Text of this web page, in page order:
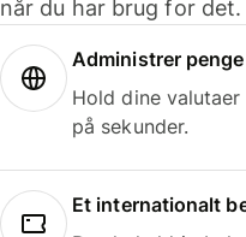
når du har brug for det.
Administrer
Hold dine
på sekunder.
Et internationalt